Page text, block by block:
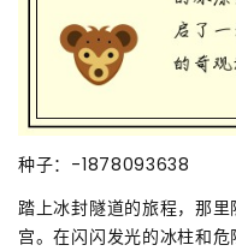
种子：-1878093638
踏上冰封隧道的旅程，那
宫。在闪闪发光的冰柱和